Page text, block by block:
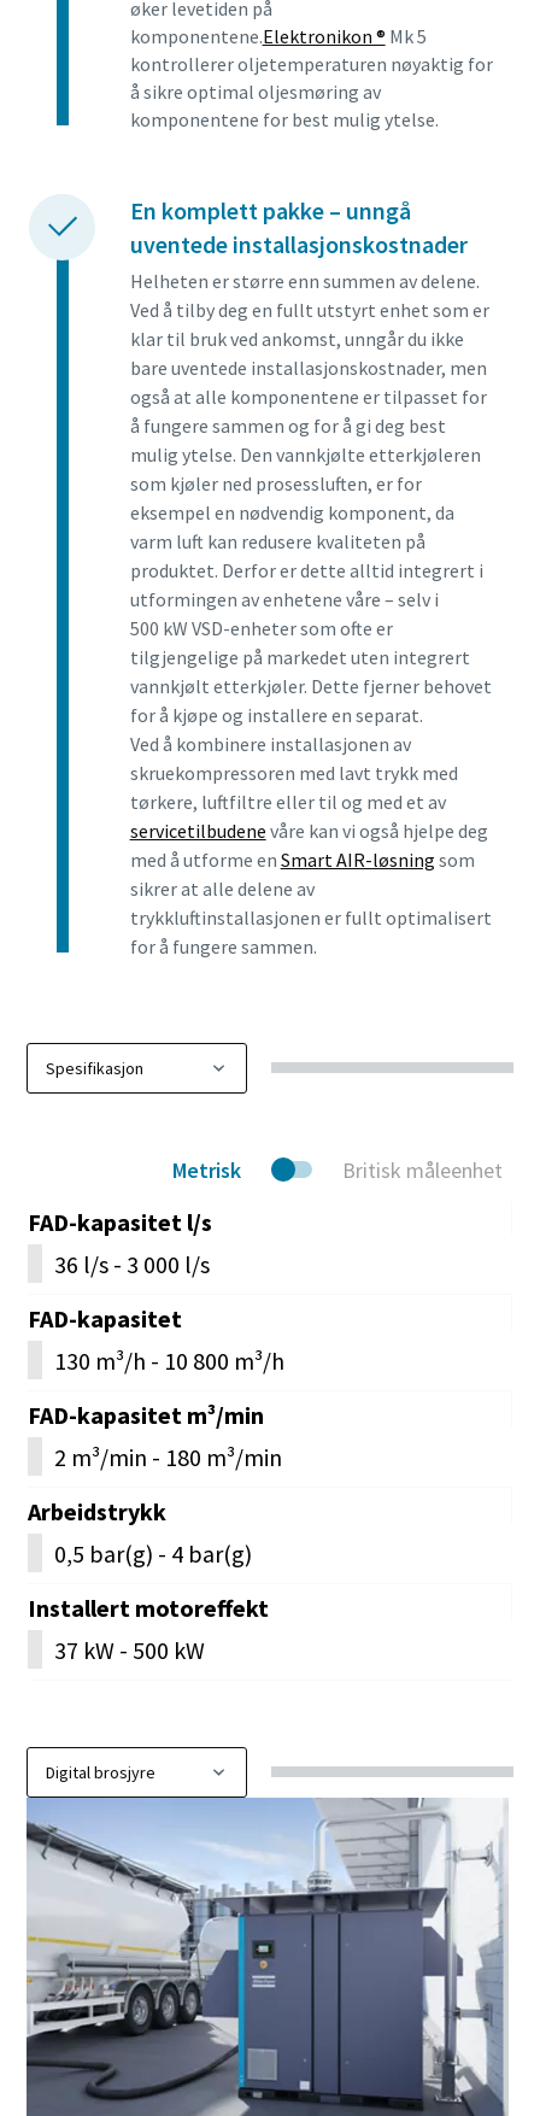
øker levetiden på
komponentene.Elektronikon ® Mk 5
kontrollerer oljetemperaturen nøyaktig for
å sikre optimal oljesmøring av
komponentene for best mulig ytelse.
En komplett pakke – unngå
uventede installasjonskostnader
Helheten er større enn summen av delene.
Ved å tilby deg en fullt utstyrt enhet som er
klar til bruk ved ankomst, unngår du ikke
bare uventede installasjonskostnader, men
også at alle komponentene er tilpasset for
å fungere sammen og for å gi deg best
mulig ytelse. Den vannkjølte etterkjøleren
som kjøler ned prosessluften, er for
eksempel en nødvendig komponent, da
varm luft kan redusere kvaliteten på
produktet. Derfor er dette alltid integrert i
utformingen av enhetene våre – selv i
500 kW VSD-enheter som ofte er
tilgjengelige på markedet uten integrert
vannkjølt etterkjøler. Dette fjerner behovet
for å kjøpe og installere en separat.
Ved å kombinere installasjonen av
skruekompressoren med lavt trykk med
tørkere, luftfiltre eller til og med et av
servicetilbudene våre kan vi også hjelpe deg
med å utforme en Smart AIR-løsning som
sikrer at alle delene av
trykkluftinstallasjonen er fullt optimalisert
for å fungere sammen.
Metrisk Britisk måleenhet
FAD-kapasitet l/s
36 l/s - 3 000 l/s
FAD-kapasitet
130 m³/h - 10 800 m³/h
FAD-kapasitet m³/min
2 m³/min - 180 m³/min
Arbeidstrykk
0,5 bar(g) - 4 bar(g)
Installert motoreffekt
37 kW - 500 kW